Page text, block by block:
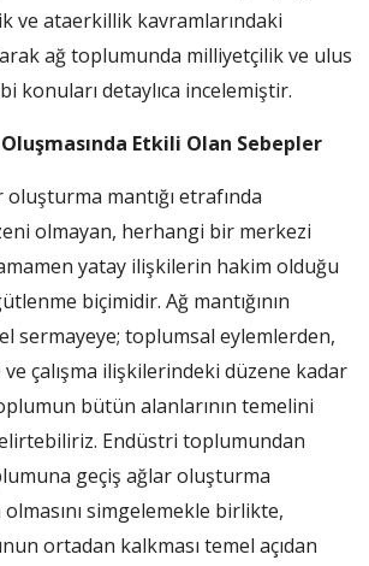
ve ataerkillik kavramlarındaki
ağ toplumunda milliyetçilik ve ulus
konuları detaylıca incelemiştir.
Etkili Olan Sebepler
mantığı etrafında
olmayan, herhangi bir merkezi
yatay ilişkilerin hakim olduğu
biçimidir. Ağ mantığının
sermayeye; toplumsal eylemlerden,
çalışma ilişkilerindeki düzene kadar
bütün alanlarının temelini
Endüstri toplumundan
geçiş ağlar oluşturma
olmasını simgelemekle birlikte,
ortadan kalkması temel açıdan